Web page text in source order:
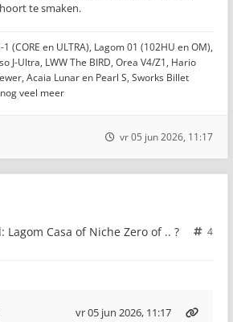
te smaken.
(CORE en ULTRA), Lagom 01 (102HU en OM),
J-Ultra, LWW The BIRD, Orea V4/Z1, Hario
Acaia Lunar en Pearl S, Sworks Billet
veel meer
vr 05 jun 2026, 11:17
Lagom Casa of Niche Zero of .. ?
4
vr 05 jun 2026, 11:17